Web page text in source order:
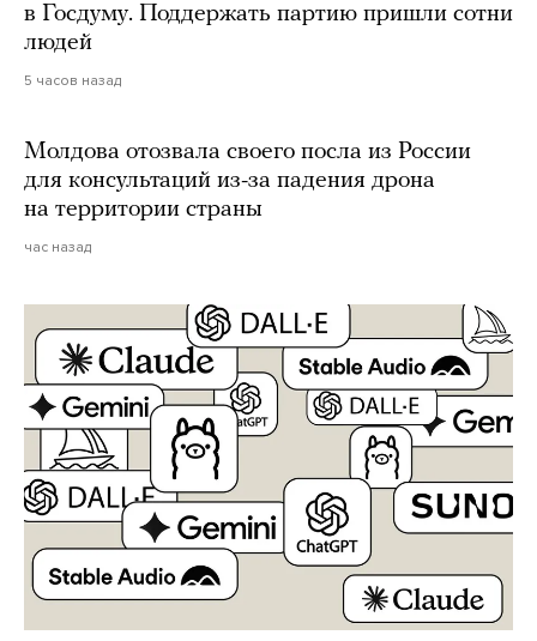
в Госдуму. Поддержать партию пришли сотни
людей
5 часов назад
Молдова отозвала своего посла из России
для консультаций из-за падения дрона
на территории страны
час назад